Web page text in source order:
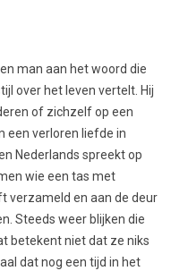
man aan het woord die
over het leven vertelt. Hij
of zichzelf op een
een verloren liefde in
Nederlands spreekt op
wie een tas met
verzameld en aan de deur
Steeds weer blijken die
betekent niet dat ze niks
dat nog een tijd in het